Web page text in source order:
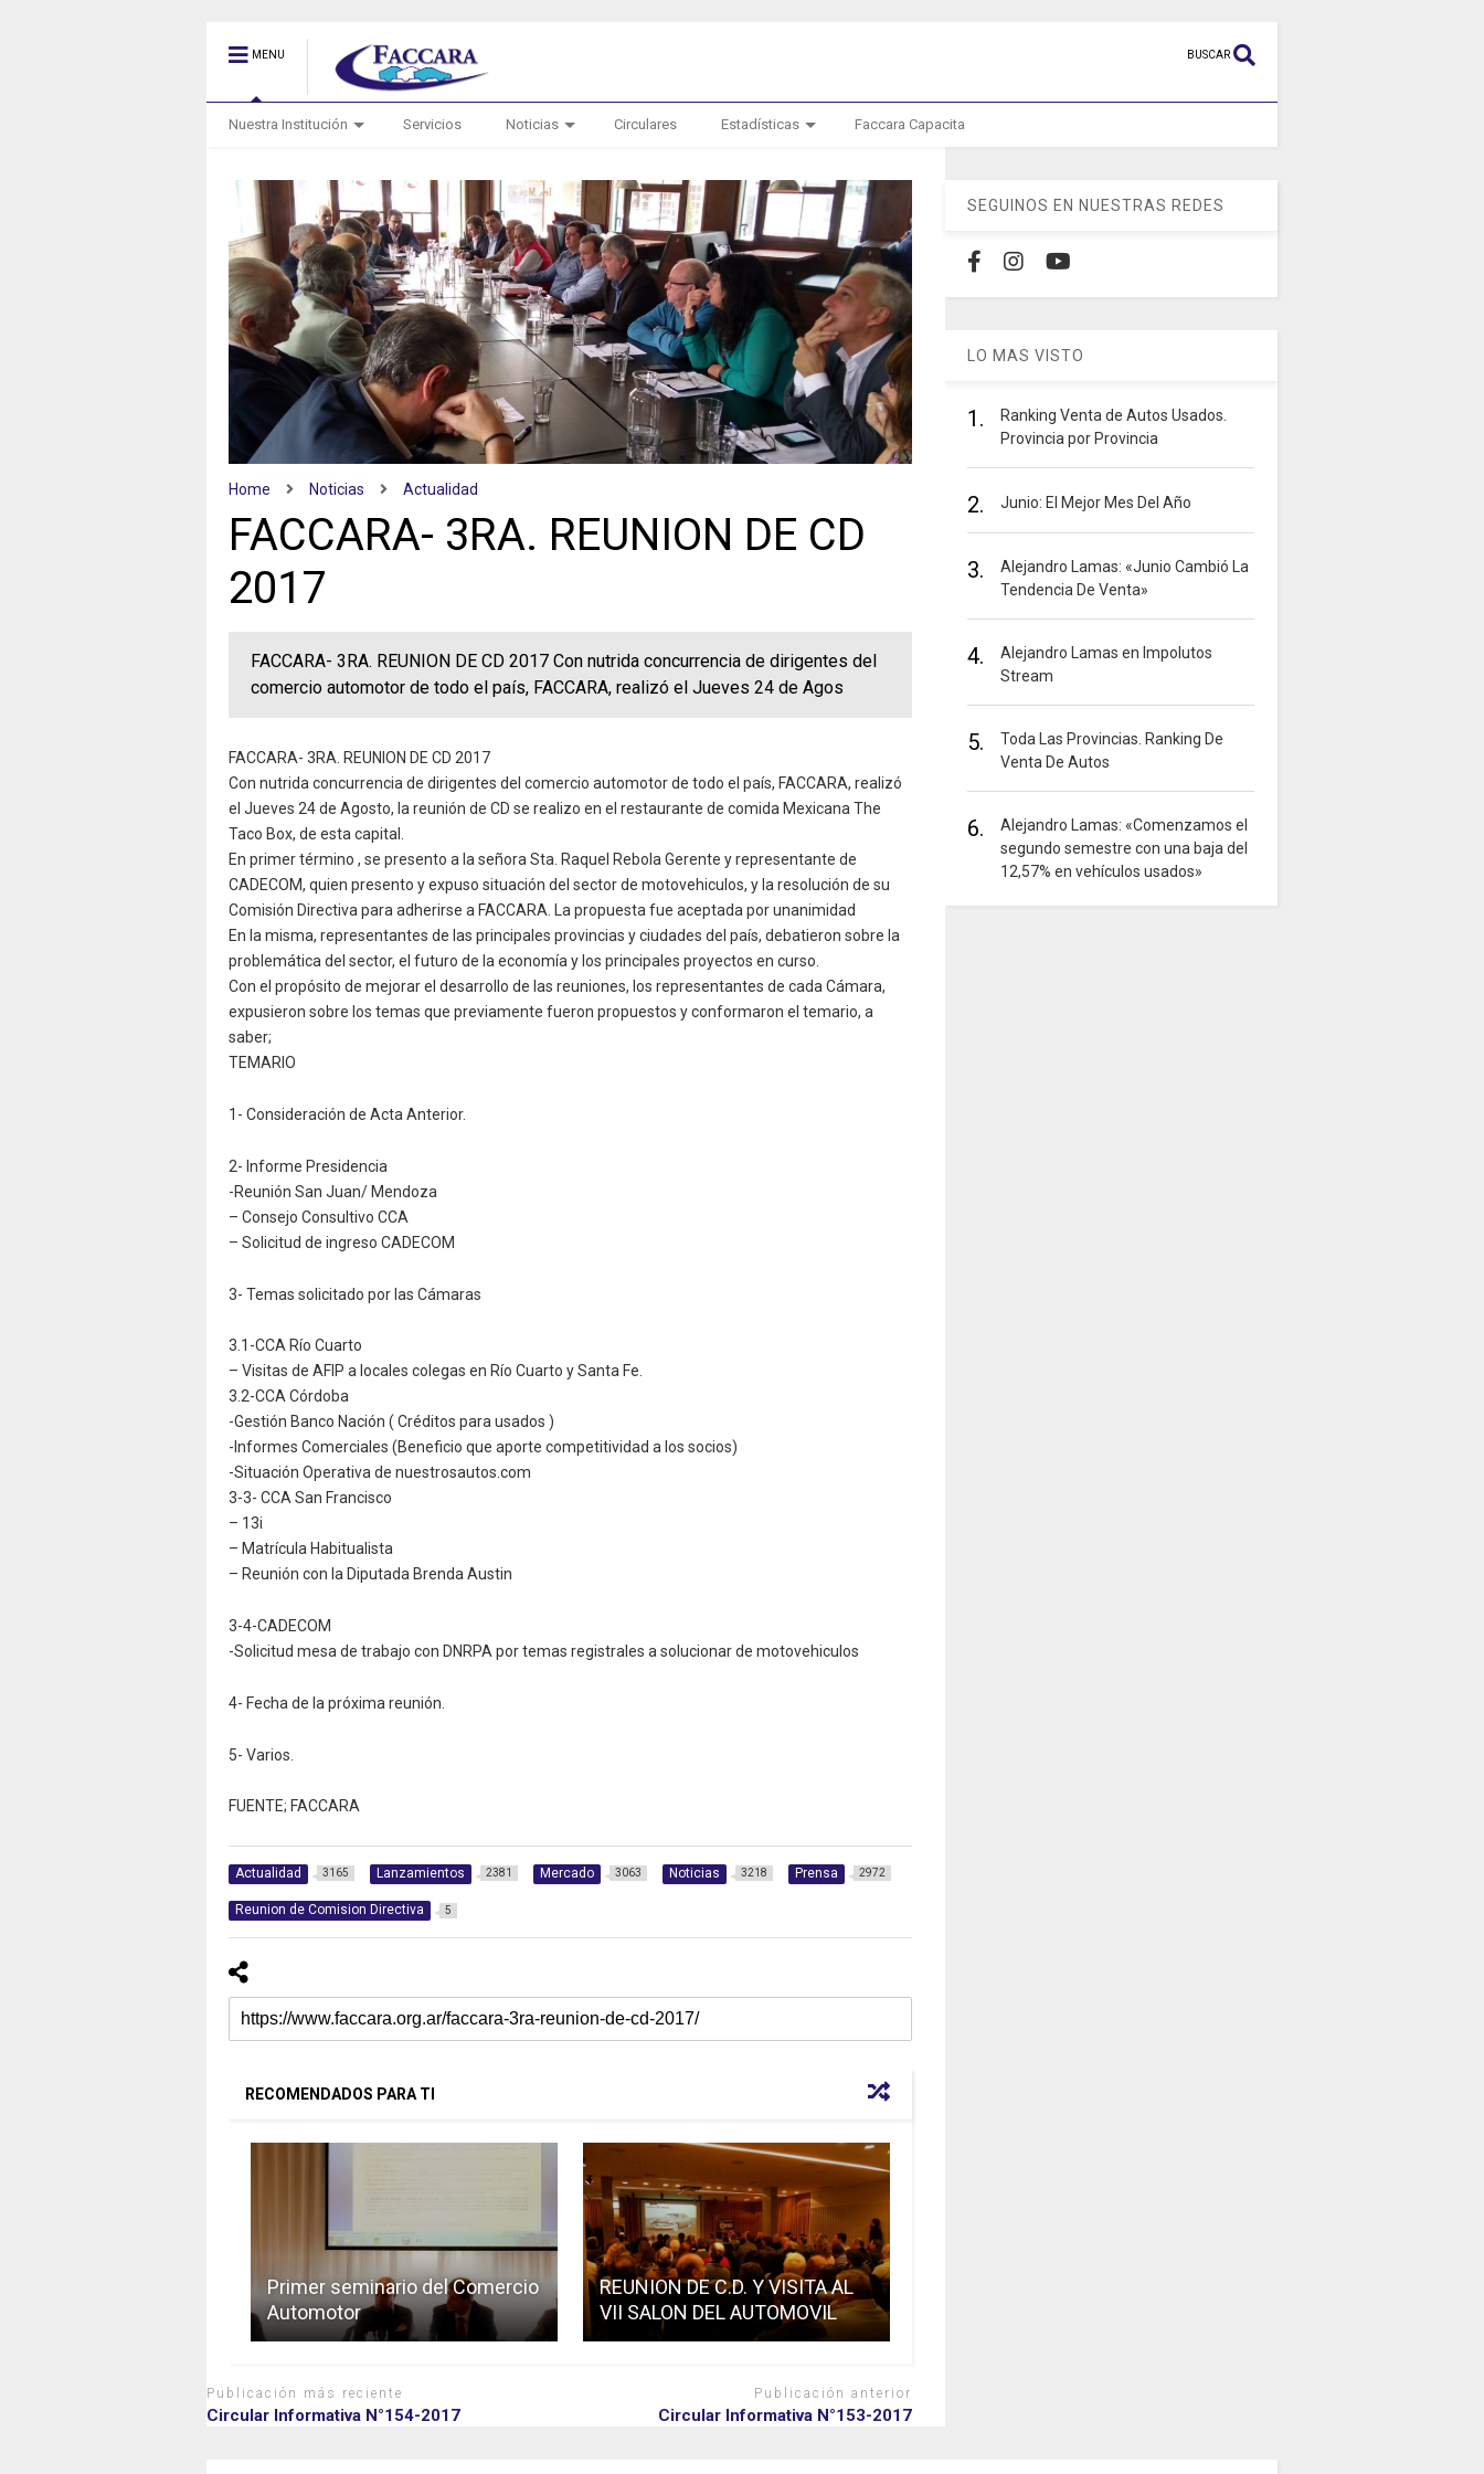
MENU BUSCAR
Nuestra Institución Servicios Noticias Circulares Estadísticas Faccara Capacita
Home Noticias Actualidad
FACCARA- 3RA. REUNION DE CD
2017
FACCARA- 3RA. REUNION DE CD 2017 Con nutrida concurrencia de dirigentes del
comercio automotor de todo el país, FACCARA, realizó el Jueves 24 de Agos
FACCARA- 3RA. REUNION DE CD 2017
Con nutrida concurrencia de dirigentes del comercio automotor de todo el país, FACCARA, realizó
el Jueves 24 de Agosto, la reunión de CD se realizo en el restaurante de comida Mexicana The
Taco Box, de esta capital.
En primer término , se presento a la señora Sta. Raquel Rebola Gerente y representante de
CADECOM, quien presento y expuso situación del sector de motovehiculos, y la resolución de su
Comisión Directiva para adherirse a FACCARA. La propuesta fue aceptada por unanimidad
En la misma, representantes de las principales provincias y ciudades del país, debatieron sobre la
problemática del sector, el futuro de la economía y los principales proyectos en curso.
Con el propósito de mejorar el desarrollo de las reuniones, los representantes de cada Cámara,
expusieron sobre los temas que previamente fueron propuestos y conformaron el temario, a
saber;
TEMARIO
1- Consideración de Acta Anterior.
2- Informe Presidencia
-Reunión San Juan/ Mendoza
– Consejo Consultivo CCA
– Solicitud de ingreso CADECOM
3- Temas solicitado por las Cámaras
3.1-CCA Río Cuarto
– Visitas de AFIP a locales colegas en Río Cuarto y Santa Fe.
3.2-CCA Córdoba
-Gestión Banco Nación ( Créditos para usados )
-Informes Comerciales (Beneficio que aporte competitividad a los socios)
-Situación Operativa de nuestrosautos.com
3-3- CCA San Francisco
– 13i
– Matrícula Habitualista
– Reunión con la Diputada Brenda Austin
3-4-CADECOM
-Solicitud mesa de trabajo con DNRPA por temas registrales a solucionar de motovehiculos
4- Fecha de la próxima reunión.
5- Varios.
FUENTE; FACCARA
Actualidad 3165 Lanzamientos 2381 Mercado 3063 Noticias 3218 Prensa 2972
Reunion de Comision Directiva 5
RECOMENDADOS PARA TI
Primer seminario del Comercio
Automotor
REUNION DE C.D. Y VISITA AL
VII SALON DEL AUTOMOVIL
Publicación más reciente
Circular Informativa N°154-2017
Publicación anterior
Circular Informativa N°153-2017
SEGUINOS EN NUESTRAS REDES
LO MAS VISTO
1.
Ranking Venta de Autos Usados.
Provincia por Provincia
2. Junio: El Mejor Mes Del Año
3.
Alejandro Lamas: «Junio Cambió La
Tendencia De Venta»
4.
Alejandro Lamas en Impolutos
Stream
5.
Toda Las Provincias. Ranking De
Venta De Autos
6.
Alejandro Lamas: «Comenzamos el
segundo semestre con una baja del
12,57% en vehículos usados»